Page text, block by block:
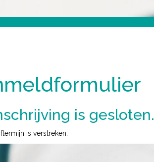
is gesloten.
is verstreken.